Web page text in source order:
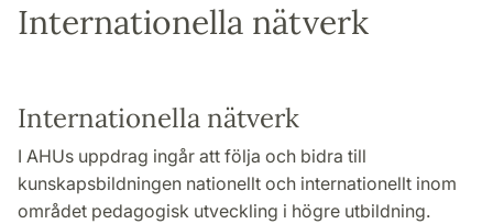
Internationella nätverk
Internationella nätverk
I AHUs uppdrag ingår att följa och bidra till
kunskapsbildningen nationellt och internationellt inom
området pedagogisk utveckling i högre utbildning.